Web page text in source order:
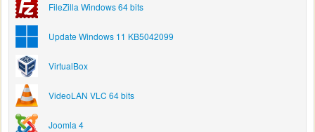
FileZilla Windows 64 bits
Update Windows 11 KB5042099
VirtualBox
VideoLAN VLC 64 bits
Joomla 4